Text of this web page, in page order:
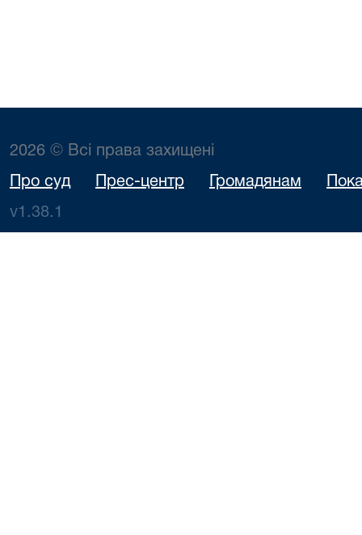
2026 © Всі права захищені
Про суд Прес-центр Громадянам
v1.38.1